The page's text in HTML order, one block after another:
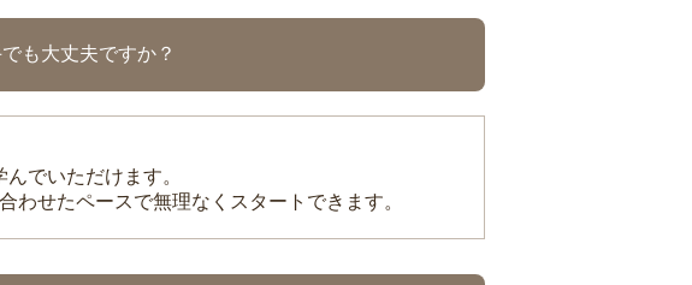
も大丈夫ですか？
でいただけます。
せたペースで無理なくスタートできます。